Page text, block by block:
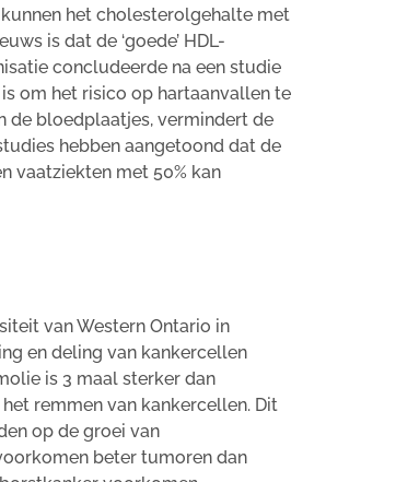
het cholesterolgehalte met
is dat de ‘goede’ HDL-
concludeerde na een studie
om het risico op hartaanvallen te
de bloedplaatjes, vermindert de
hebben aangetoond dat de
vaatziekten met 50% kan
van Western Ontario in
en deling van kankercellen
is 3 maal sterker dan
remmen van kankercellen. Dit
op de groei van
beter tumoren dan